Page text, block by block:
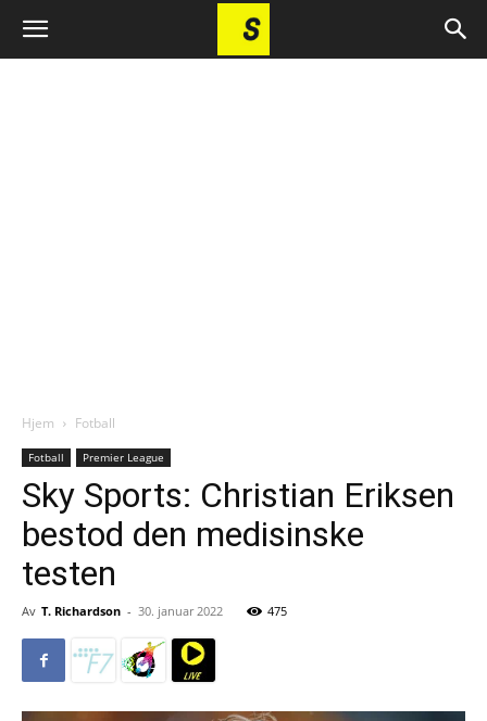
Hjem Fotball
Fotball Premier League
Sky Sports: Christian Eriksen
bestod den medisinske
testen
Av T. Richardson - 30. januar 2022 475